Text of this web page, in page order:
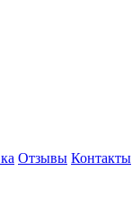
Отзывы Контакты